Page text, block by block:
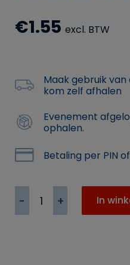
€1.55 excl. BTW
Maak gebruik
kom zelf afhalen
Evenement
ophalen.
Betaling per PIN
Podiumklem
aantal In